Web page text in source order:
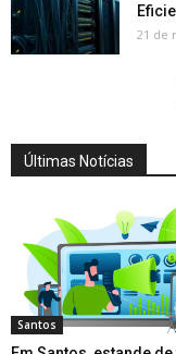
21 de
Últimas Notícias
Santos